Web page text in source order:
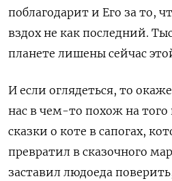
поблагодарит и Его за то,
вздох не как последний.
планете лишены сейчас
И если оглядеться, то
нас в чем-то похож на
сказки о коте в сапогах,
превратил в сказочного
заставил людоеда